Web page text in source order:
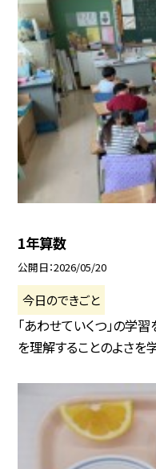
1年算数
公開日 2026/05/20
今日のできごと
「あわせていくつ」の学
を理解することのよさを